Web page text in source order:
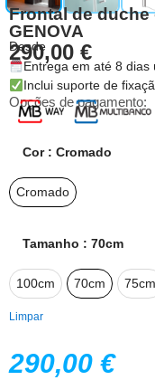
Frontal de duche
GENOVA
Desde
290,00 €
Entrega em até 8 dias
Inclui suporte de
Opções de pagamento:
Cor: Cromado
Cromado
Tamanho : 70cm
100cm 70cm 75cm
Limpar
290,00 €